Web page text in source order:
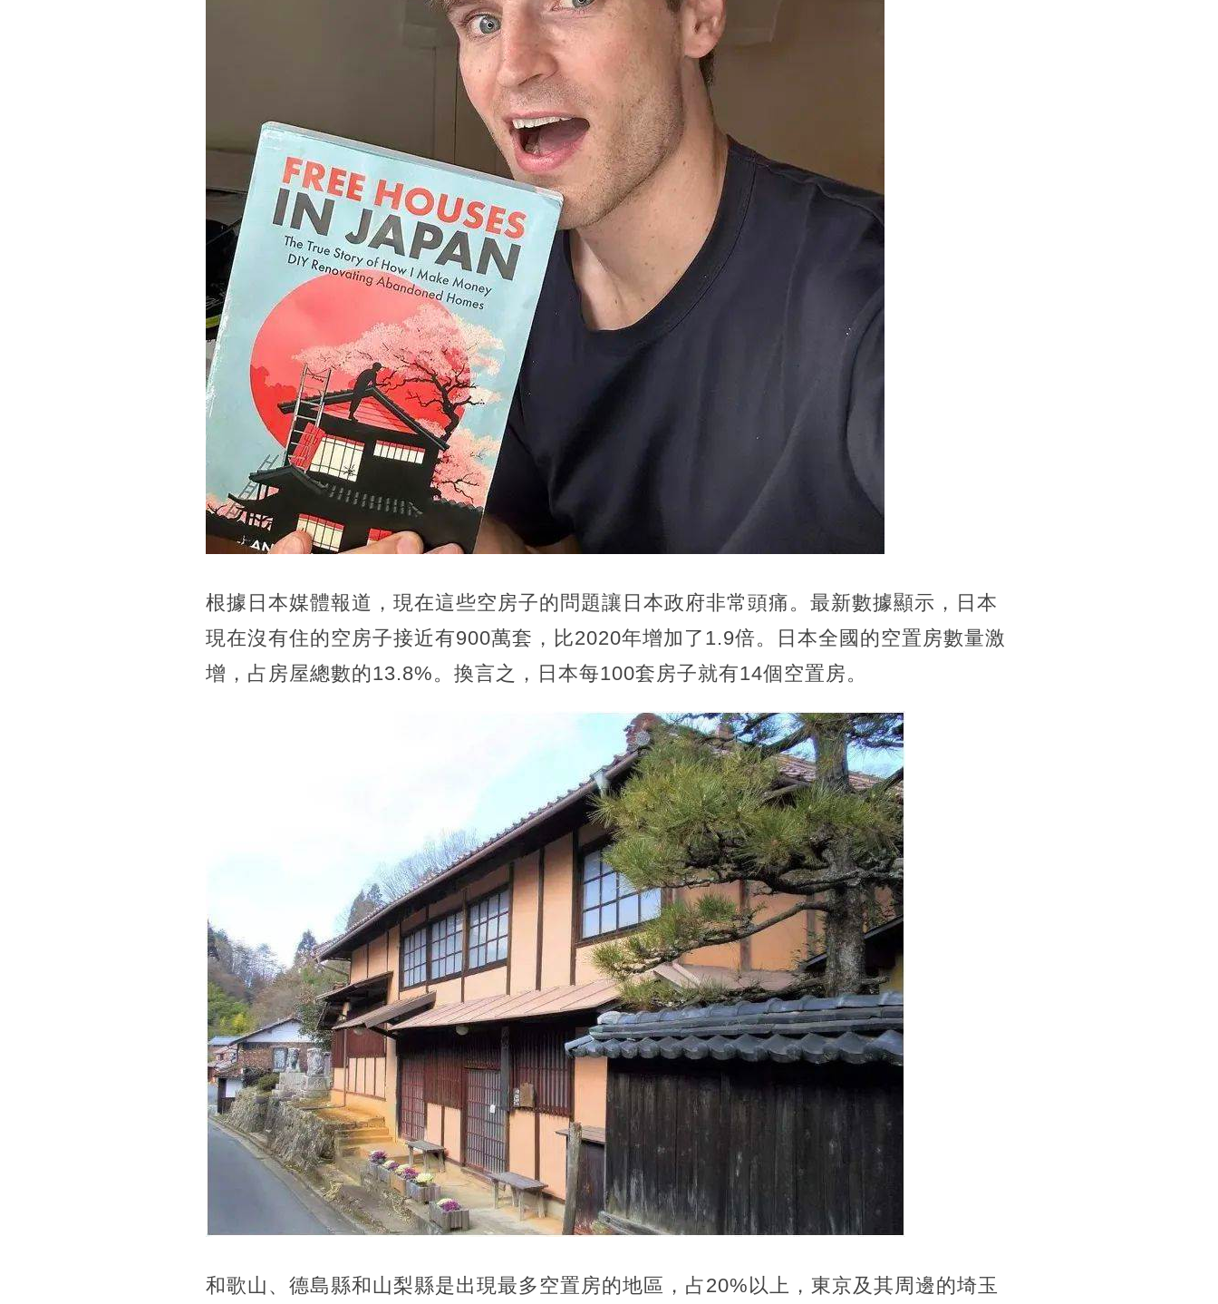
根據日本媒體報道，現在這些空房子的問題讓日本政府非常頭痛。最新數據顯示，日本
現在沒有住的空房子接近有900萬套，比2020年增加了1.9倍。日本全國的空置房數量激
增，占房屋總數的13.8%。換言之，日本每100套房子就有14個空置房。
和歌山、德島縣和山梨縣是出現最多空置房的地區，占20%以上，東京及其周邊的埼玉